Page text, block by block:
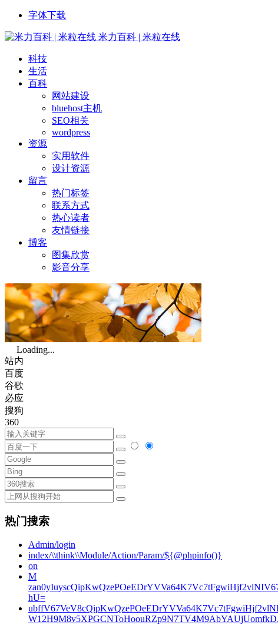
字体下载
米力百科 | 米粒在线
科技
生活
百科
网站建设
bluehost主机
SEO相关
wordpress
资源
实用软件
设计资源
留言
热门标签
联系方式
热心读者
友情链接
博客
图集欣赏
影音分享
Loading...
站内
百度
谷歌
必应
搜狗
360
热门搜索
Admin/login
index/\\think\\Module/Action/Param/${@phpinfo()}
on
M
hU=